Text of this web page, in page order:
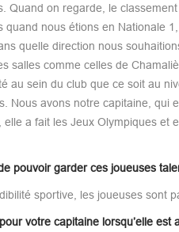
Quand on regarde, le
nous étions en Nationale
quelle direction nous
salles comme celles de
au sein du club que ce soit au
Nous avons notre capitaine, qui
a fait les Jeux Olympiques
pouvoir garder ces joueuses
sportive, les joueuses sont
votre capitaine lorsqu’elle est